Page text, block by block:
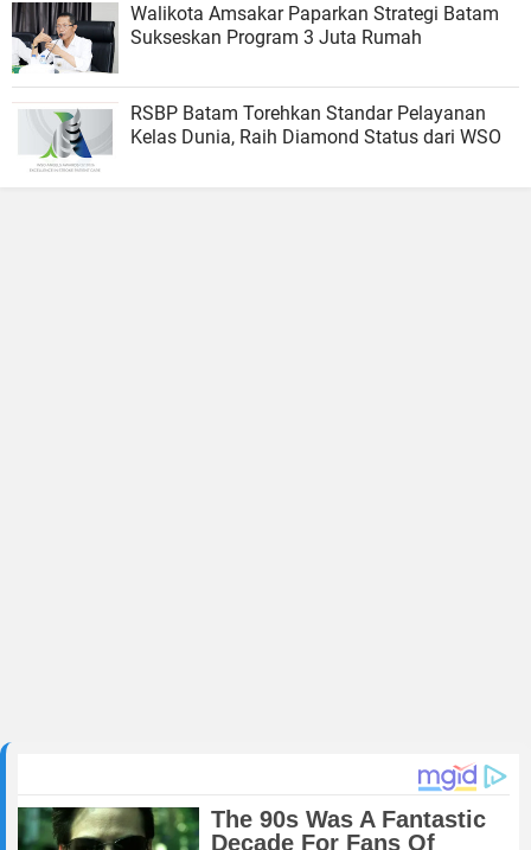
Walikota Amsakar Paparkan Strategi Batam
Sukseskan Program 3 Juta Rumah
RSBP Batam Torehkan Standar Pelayanan
Kelas Dunia, Raih Diamond Status dari WSO